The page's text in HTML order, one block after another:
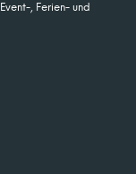
, Ferien- und